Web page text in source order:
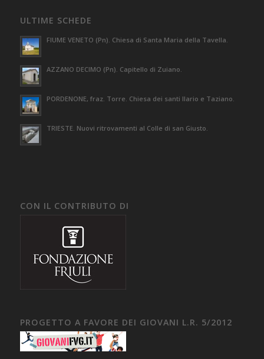
ULTIME SCHEDE
FIUME VENETO (Pn). Chiesa di Santa Maria della Tavella.
AZZANO DECIMO (Pn). Capitello di Zuiano.
PORDENONE, fraz. Torre. Chiesa dei santi Ilario e Taziano.
TRIESTE. Nuovi ritrovamenti al Colle di san Giusto.
CON IL CONTRIBUTO DI
PROGETTO A FAVORE DEI GIOVANI L.R. 5/2012